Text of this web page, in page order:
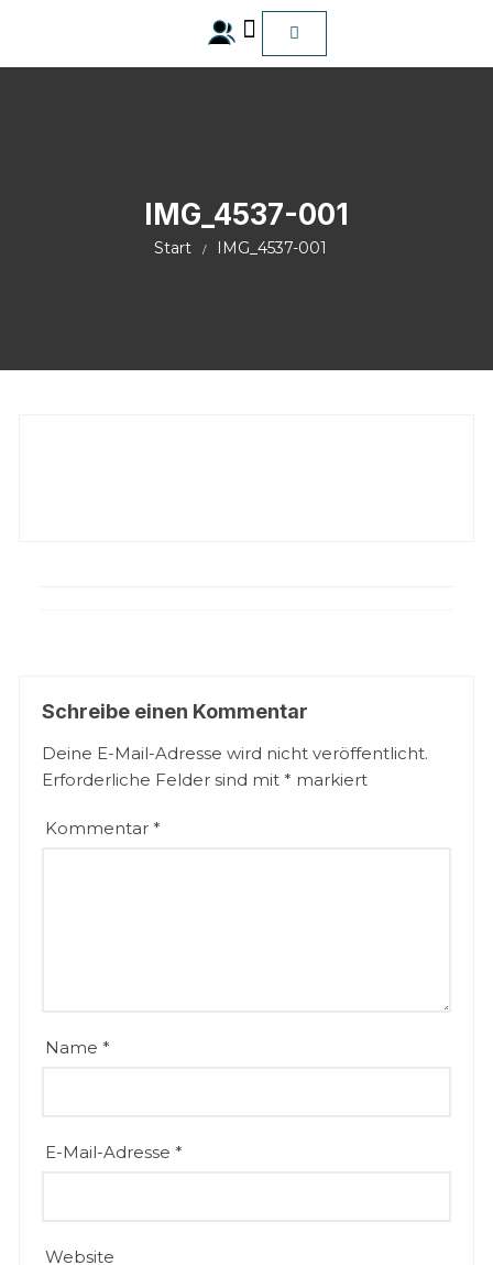
IMG_4537-001
Start IMG_4537-001
Schreibe einen Kommentar
Deine E-Mail-Adresse wird nicht veröffentlicht.
Erforderliche Felder sind mit* markiert
Kommentar*
Name*
E-Mail-Adresse*
Website